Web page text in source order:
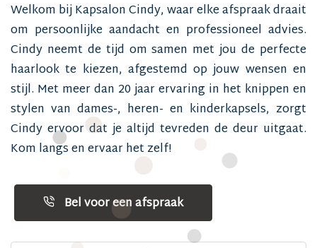
Welkom bij Kapsalon Cindy, waar elke afspraak draait
om persoonlijke aandacht en professioneel advies.
Cindy neemt de tijd om samen met jou de perfecte
haarlook te kiezen, afgestemd op jouw wensen en
stijl. Met meer dan 20 jaar ervaring in het knippen en
stylen van dames-, heren- en kinderkapsels, zorgt
Cindy ervoor dat je altijd tevreden de deur uitgaat.
Kom langs en ervaar het zelf!
Bel voor een afspraak